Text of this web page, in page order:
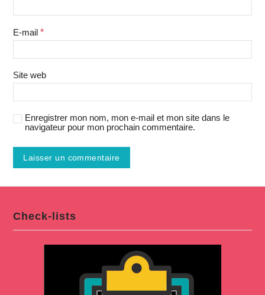
E-mail *
Site web
Enregistrer mon nom, mon e-mail et mon site dans le
navigateur pour mon prochain commentaire.
Check-lists